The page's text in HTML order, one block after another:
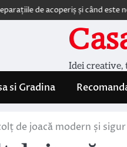
acoperiș și când este necesară
Idei creative,
si Gradina
de joacă modern și